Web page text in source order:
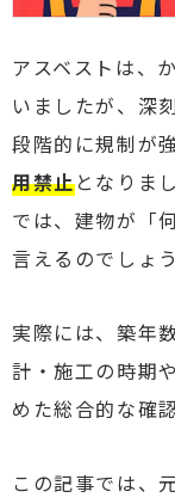
アスベストは、
いましたが、深
段階的に規制が
用禁止となりまし
では、建物が「
言えるのでしょう
実際には、築年
計・施工の時期
めた総合的な確
この記事では、